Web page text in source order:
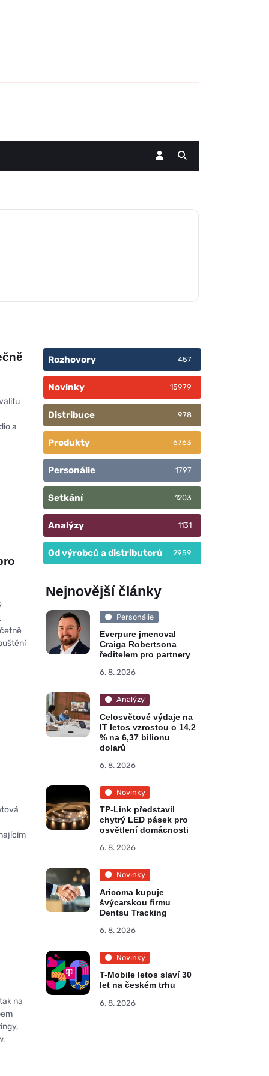
a
na
Rozhovory 457
Novinky 15979
Distribuce 978
Produkty 6763
Personálie 1797
Setkání 1203
Analýzy 1131
Od výrobců a distributorů 2959
Nejnovější články
Personálie
Everpure jmenoval
Craiga Robertsona
ředitelem pro partnery
6. 8. 2026
Analýzy
Celosvětové výdaje na
IT letos vzrostou o 14,2
% na 6,37 bilionu
dolarů
6. 8. 2026
Novinky
TP-Link představil
chytrý LED pásek pro
osvětlení domácnosti
6. 8. 2026
Novinky
Aricoma kupuje
švýcarskou firmu
Dentsu Tracking
6. 8. 2026
Novinky
T-Mobile letos slaví 30
let na českém trhu
6. 8. 2026